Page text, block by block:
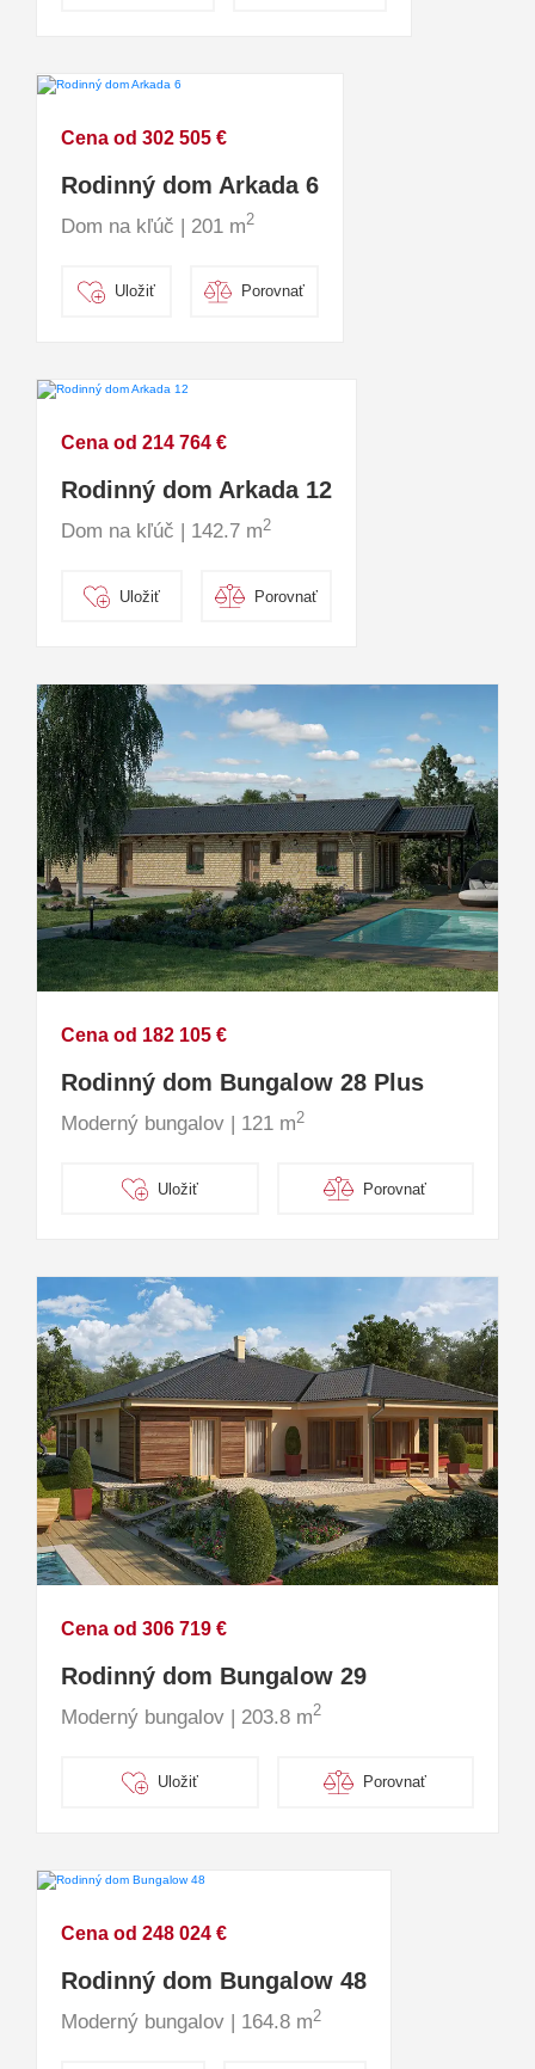
Cena od 302 505 €
Rodinný dom Arkada 6
Dom na kľúč | 201 m2
Uložiť Porovnať
Cena od 214 764 €
Rodinný dom Arkada 12
Dom na kľúč | 142.7 m2
Uložiť Porovnať
Cena od 182 105 €
Rodinný dom Bungalow 28 Plus
Moderný bungalov | 121 m2
Uložiť Porovnať
Cena od 306 719 €
Rodinný dom Bungalow 29
Moderný bungalov | 203.8 m2
Uložiť Porovnať
Cena od 248 024 €
Rodinný dom Bungalow 48
Moderný bungalov | 164.8 m2